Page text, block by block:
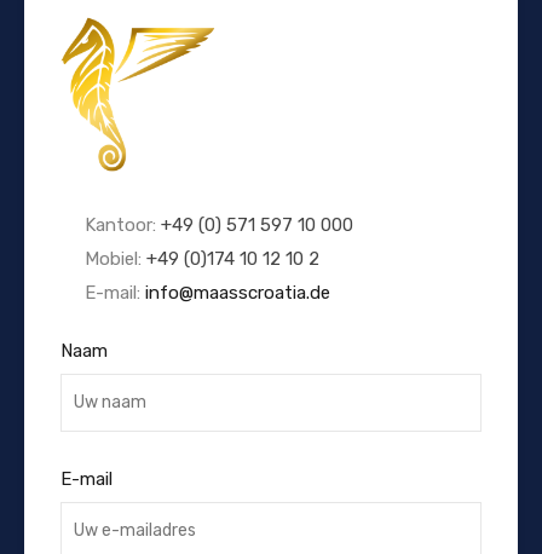
Kantoor: +49 (0) 571 597 10 000
Mobiel: +49 (0)174 10 12 10 2
E-mail: info@maasscroatia.de
Naam
E-mail